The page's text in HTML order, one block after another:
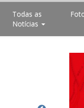
Todas as
Notícias